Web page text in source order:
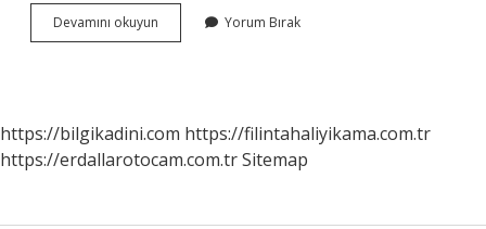
Devamını okuyun
In
Yorum Bırak
https://bilgikadini.com https://filintahaliyikama.com.tr
https://erdallarotocam.com.trSitemap